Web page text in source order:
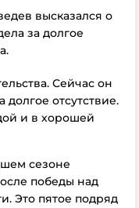
высказался о
за долгое
Сейчас он
долгое отсутствие.
и в хорошей
сезоне
победы над
Это пятое подряд